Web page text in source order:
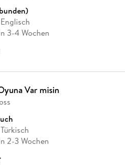
3-4 Wochen
Var misin
2-3 Wochen
*